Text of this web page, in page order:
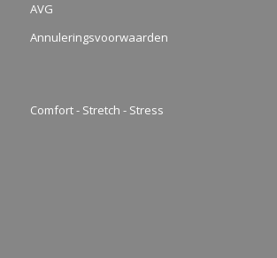
AVG
Annuleringsvoorwaarden
Comfort - Stretch - Stress